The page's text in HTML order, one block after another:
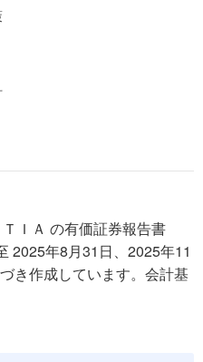
ＩＡ の有価証券報告書
2025年8月31日、2025年11
き作成しています。会計基